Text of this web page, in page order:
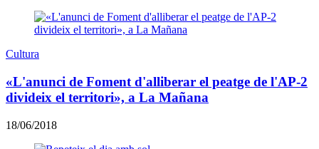
Cultura
«L'anunci de Foment d'alliberar el peatge de l'AP-2
divideix el territori», a La Mañana
18/06/2018